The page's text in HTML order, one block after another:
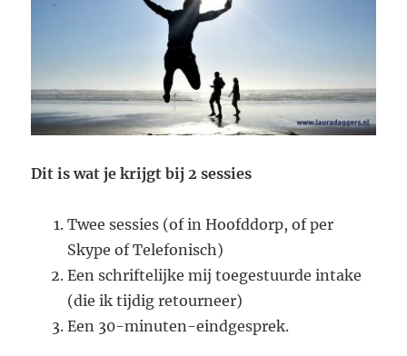
Dit is wat je krijgt bij 2 sessies
Twee sessies (of in Hoofddorp, of per
Skype of Telefonisch)
Een schriftelijke mij toegestuurde intake
(die ik tijdig retourneer)
Een 30-minuten-eindgesprek.